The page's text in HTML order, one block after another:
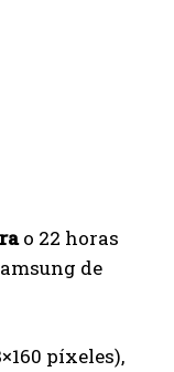
o 22 horas
de
píxeles),